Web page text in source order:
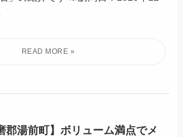
郡湯前町】ボリューム満点でメ